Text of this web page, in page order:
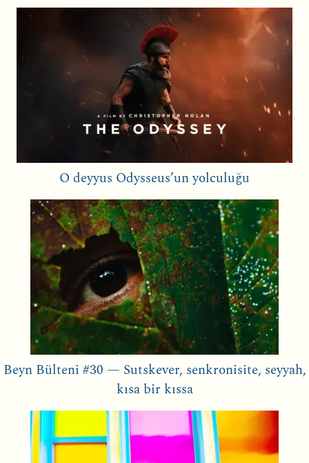
O deyyus Odysseus’un yolculuğu
Beyn Bülteni #30 — Sutskever, senkronisite, seyyah,
kısa bir kıssa